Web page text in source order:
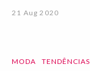
21 Aug 2020
MODA TENDÊNCIAS